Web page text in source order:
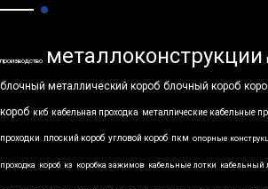
производство металлоконструкции
блочный металлический короб блочный короб
короб ккб кабельная проходка металлические кабельные
проходки плоский короб угловой короб пкм опорные
проходка короб кз коробка зажимов кабельные лотки кабельный